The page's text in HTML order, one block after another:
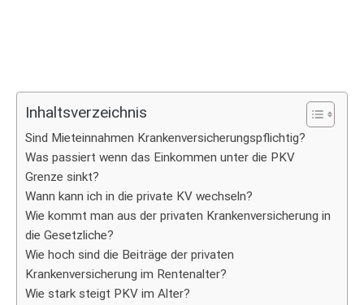
Inhaltsverzeichnis
Sind Mieteinnahmen Krankenversicherungspflichtig?
Was passiert wenn das Einkommen unter die PKV
Grenze sinkt?
Wann kann ich in die private KV wechseln?
Wie kommt man aus der privaten Krankenversicherung in
die Gesetzliche?
Wie hoch sind die Beiträge der privaten
Krankenversicherung im Rentenalter?
Wie stark steigt PKV im Alter?